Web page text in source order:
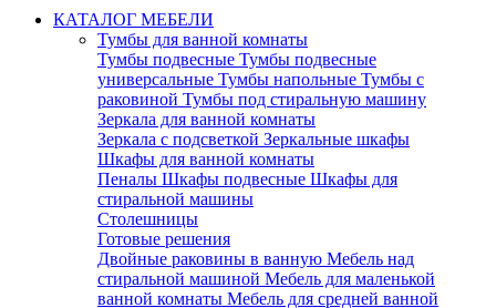
КАТАЛОГ МЕБЕЛИ
Тумбы для ванной комнаты
Тумбы подвесные Тумбы подвесные
универсальные Тумбы напольные Тумбы с
раковиной Тумбы под стиральную машину
Зеркала для ванной комнаты
Зеркала с подсветкой Зеркальные шкафы
Шкафы для ванной комнаты
Пеналы Шкафы подвесные Шкафы для
стиральной машины
Столешницы
Готовые решения
Двойные раковины в ванную Мебель над
стиральной машиной Мебель для маленькой
ванной комнаты Мебель для средней ванной